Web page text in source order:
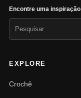
Encontre uma inspiração
EXPLORE
Crochê